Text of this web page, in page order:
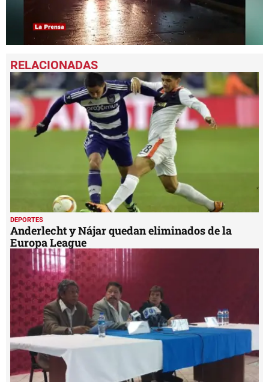
seconds
of
minutes,
15
seconds
DEPORTES
Anderlecht y Nájar quedan eliminados de la
Europa League